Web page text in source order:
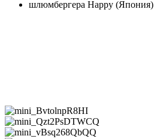
шлюмбергера Happy (Япония)